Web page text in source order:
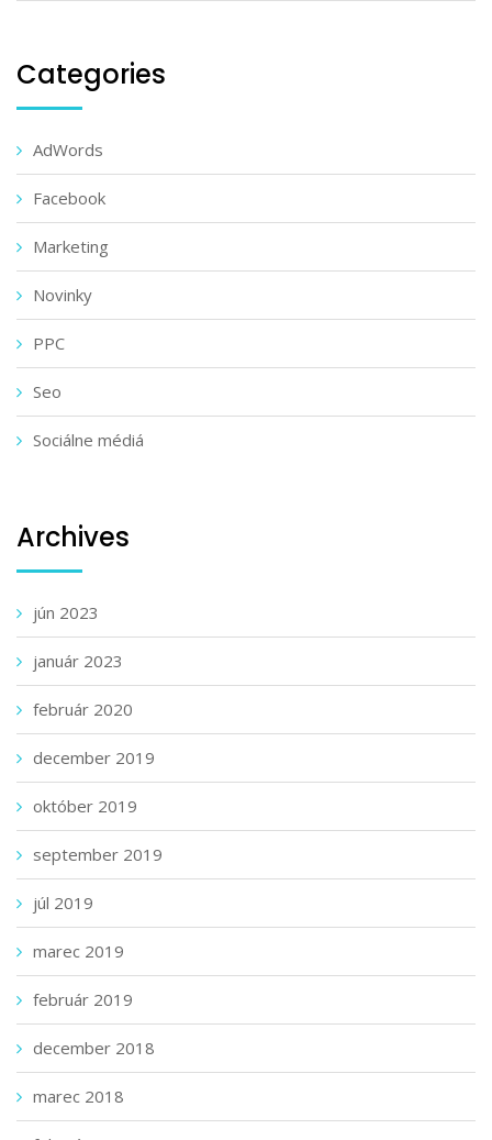
Categories
AdWords
Facebook
Marketing
Novinky
PPC
Seo
Sociálne médiá
Archives
jún 2023
január 2023
február 2020
december 2019
október 2019
september 2019
júl 2019
marec 2019
február 2019
december 2018
marec 2018